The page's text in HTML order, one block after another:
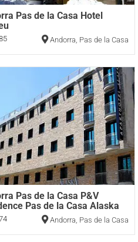
Pas de la Casa Hotel
Andorra, Pas de la Casa
Pas de la Casa P&V
Pas de la Casa Alaska
Andorra, Pas de la Casa